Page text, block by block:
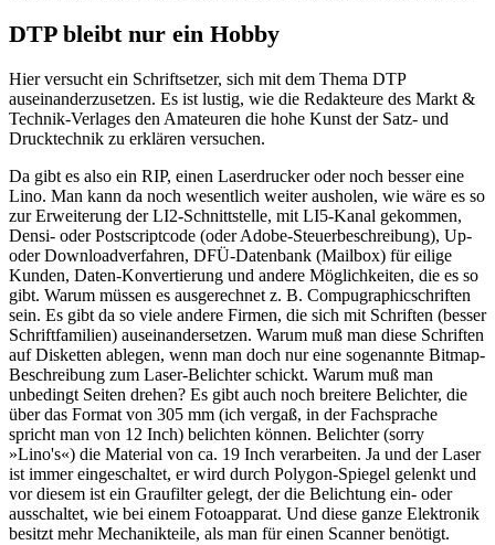
DTP bleibt nur ein Hobby
Hier versucht ein Schriftsetzer, sich mit dem Thema DTP
auseinanderzusetzen. Es ist lustig, wie die Redakteure des Markt &
Technik-Verlages den Amateuren die hohe Kunst der Satz- und
Drucktechnik zu erklären versuchen.
Da gibt es also ein RIP, einen Laserdrucker oder noch besser eine
Lino. Man kann da noch wesentlich weiter ausholen, wie wäre es so
zur Erweiterung der LI2-Schnittstelle, mit LI5-Kanal gekommen,
Densi- oder Postscriptcode (oder Adobe-Steuerbeschreibung), Up-
oder Downloadverfahren, DFÜ-Datenbank (Mailbox) für eilige
Kunden, Daten-Konvertierung und andere Möglichkeiten, die es so
gibt. Warum müssen es ausgerechnet z. B. Compugraphicschriften
sein. Es gibt da so viele andere Firmen, die sich mit Schriften (besser
Schriftfamilien) auseinandersetzen. Warum muß man diese Schriften
auf Disketten ablegen, wenn man doch nur eine sogenannte Bitmap-
Beschreibung zum Laser-Belichter schickt. Warum muß man
unbedingt Seiten drehen? Es gibt auch noch breitere Belichter, die
über das Format von 305 mm (ich vergaß, in der Fachsprache
spricht man von 12 Inch) belichten können. Belichter (sorry
»Lino's«) die Material von ca. 19 Inch verarbeiten. Ja und der Laser
ist immer eingeschaltet, er wird durch Polygon-Spiegel gelenkt und
vor diesem ist ein Graufilter gelegt, der die Belichtung ein- oder
ausschaltet, wie bei einem Fotoapparat. Und diese ganze Elektronik
besitzt mehr Mechanikteile, als man für einen Scanner benötigt.